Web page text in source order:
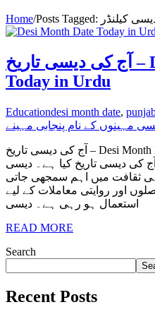
Home/Posts Tagged: کیلنڈر
آج کی دیسی تاریخ – Desi Month Date
Today in Urdu
Educationdesi month date,
مہینوں کے نام پنجابی مہینے
آج کی دیسی تاریخ – Desi Month Date Today in Urdu بہت سے لوگ
آج کی دیسی تاریخ کیا ہے۔ دیسی
ثقافت میں اہم سمجھی جاتی
اور روایتی معاملات کے لیے
استعمال ہو رہی ہے۔ دیسی
READ MORE
Search
Recent Posts